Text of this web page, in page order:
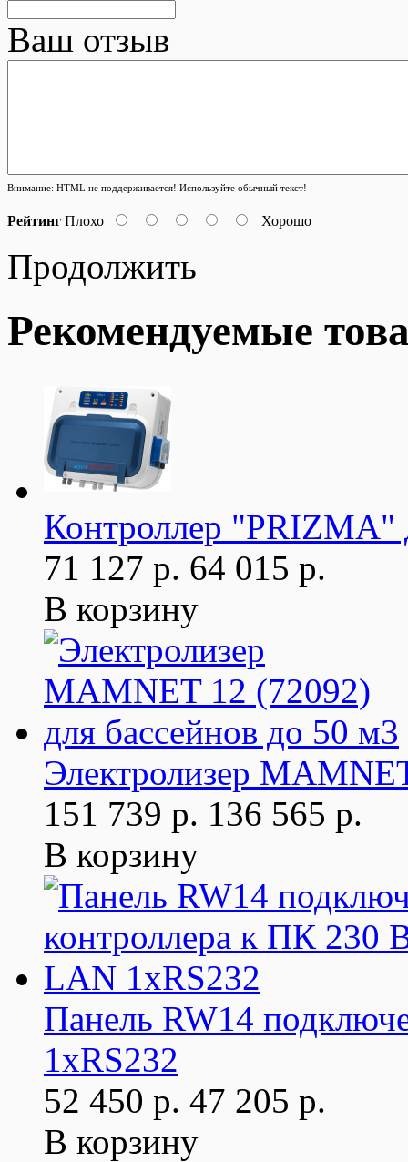
Ваш отзыв
Внимание: HTML не поддерживается! Используйте обычный текст!
Рейтинг Плохо Хорошо
Продолжить
Рекомендуемые
Контроллер "PRIZMA"
71 127 р. 64 015 р.
В корзину
Электролизер
151 739 р. 136 565 р.
В корзину
Панель RW14
1xRS232
52 450 р. 47 205 р.
В корзину